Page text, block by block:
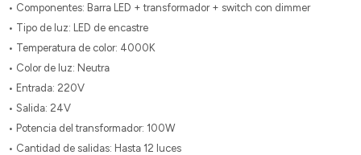
• Componentes: Barra LED + transformador + switch con dimmer
• Tipo de luz: LED de encastre
• Temperatura de color: 4000K
• Color de luz: Neutra
• Entrada: 220V
• Salida: 24V
• Potencia del transformador: 100W
• Cantidad de salidas: Hasta 12 luces